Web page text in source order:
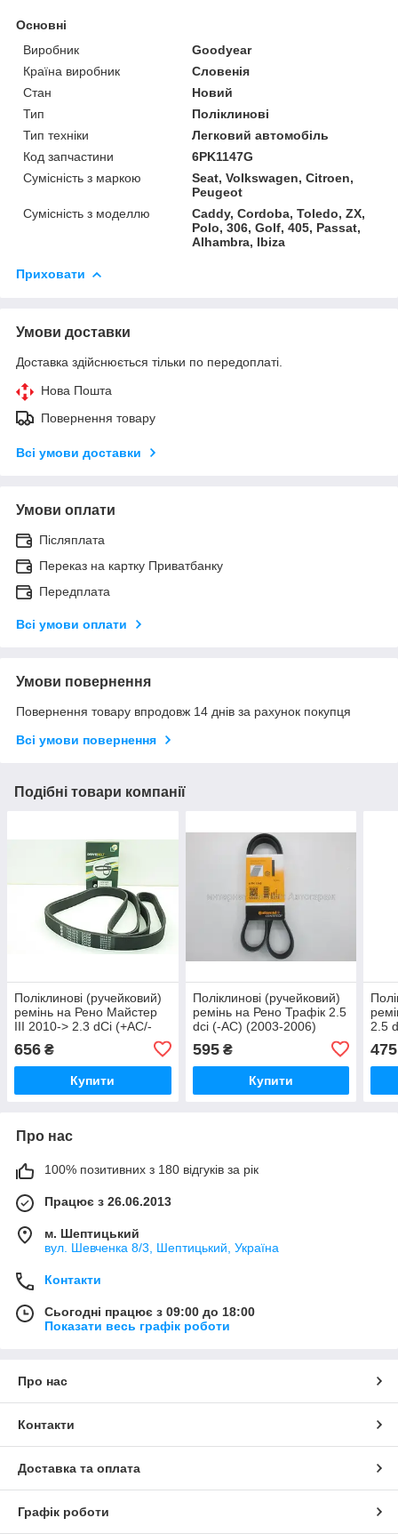
Основні
Виробник
Goodyear
Країна виробник
Словенія
Стан
Новий
Тип
Поліклинові
Тип техніки
Легковий автомобіль
Код запчастини
6PK1147G
Сумісність з маркою
Seat, Volkswagen, Citroen,
Peugeot
Сумісність з моделлю
Caddy, Cordoba, Toledo, ZX,
Polo, 306, Golf, 405, Passat,
Alhambra, Ibiza
Приховати
Умови доставки
Доставка здійснюється тільки по передоплаті.
Нова Пошта
Повернення товару
Всі умови доставки
Умови оплати
Післяплата
Переказ на картку Приватбанку
Передплата
Всі умови оплати
Умови повернення
Повернення товару впродовж 14 днів за рахунок покупця
Всі умови повернення
Подібні товари компанії
Поліклинові (ручейковий)
ремінь на Рено Майстер
III 2010-> 2.3 dCi (+AC/-
(Великобританія) 7PK1975
656 ₴
Купити
Поліклинові (ручейковий)
ремінь на Рено Трафік 2.5
dci (-AC) (2003-2006)
6PK1145
595₴
Купити
2.5
475
Про нас
100% позитивних з 180 відгуків за рік
Працює з 26.06.2013
м. Шептицький
вул. Шевченка 8/3, Шептицький, Україна
Контакти
Сьогодні працює з 09:00 до 18:00
Показати весь графік роботи
Про нас
Контакти
Доставка та оплата
Графік роботи